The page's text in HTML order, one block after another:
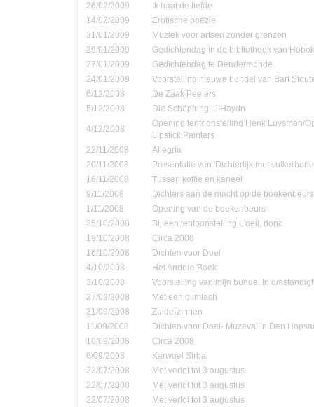
26/02/2009
Ik haat de liefde
14/02/2009
Erotische poëzie
31/01/2009
Muziek voor artsen zonder grenzen
29/01/2009
Gedichtendag in de bibliotheek van
27/01/2009
Gedichtendag te Dendermonde
24/01/2009
Voorstelling nieuwe bundel van Bart
6/12/2008
De Zaak Peeters
5/12/2008
Die Schöpfung- J.Haydn
4/12/2008
Opening tentoonstelling Henk Luysman/
Lipstick Painters
22/11/2008
Allegria
20/11/2008
Presentatie van 'Dichterlijk met
16/11/2008
Tussen koffie en kaneel
9/11/2008
Dichters aan de macht op de boekenbeurs
1/11/2008
Opening van de boekenbeurs
25/10/2008
Bij een tentoonstelling L'oeil, donc
19/10/2008
Circa 2008
16/10/2008
Dichten voor Doel
4/10/2008
Het Andere Boek
3/10/2008
Voorstelling van mijn bundel In
27/09/2008
Met een glimlach
21/09/2008
Zuiderzinnen
11/09/2008
Dichten voor Doel- Muzeval in Den
10/09/2008
Circa 2008
6/09/2008
Karwoel Sirbal
23/07/2008
Met verlof tot 3 augustus
22/07/2008
Met verlof tot 3 augustus
22/07/2008
Met verlof tot 3 augustus